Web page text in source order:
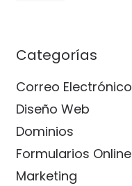
Categorías
Correo Electrónico
Diseño Web
Dominios
Formularios Online
Marketing